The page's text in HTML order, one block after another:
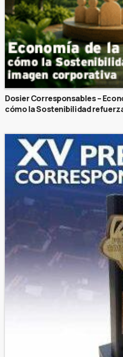
Dosier Corresponsables –
cómo la Sostenibilidad